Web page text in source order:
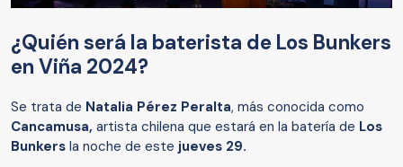
¿Quién será la baterista de Los Bunkers
en Viña 2024?
Se trata de Natalia Pérez Peralta, más conocida como
Cancamusa, artista chilena que estará en la batería de Los
Bunkers la noche de este jueves 29.